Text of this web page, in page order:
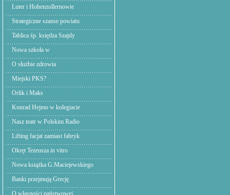
Luter i Hohenzollernowie
Strategiczne szanse powiatu
Tablica śp. księdza Szajdy
Nowa szkoła w
O służbie zdrowia
Miejski PKS?
Orlik i Maks
Konrad Hejmo w kolegiacie
Nasz teatr w Polskim Radio
Lifting facjat zamiast fabryk
Okręt Tezeusza in vitro
Nowa książka G.Maciejewskiego
Banki przejmują Grecję.
O własności państwowej